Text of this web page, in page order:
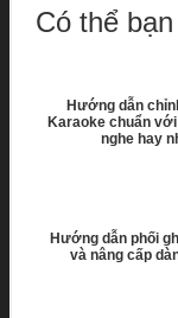
Có thể
Hướng dẫn
Karaoke chuẩn
nghe hay
Hướng dẫn phối
và nâng cấp